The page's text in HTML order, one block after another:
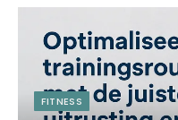
FITNESS